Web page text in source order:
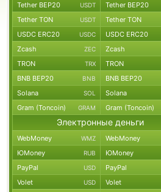
Tether BEP20 USDT Tether BEP20
Tether TON USDT Tether TON
USDC ERC20 USDC USDC ERC20
Zcash ZEC Zcash
TRON TRX TRON
BNB BEP20 BNB BNB BEP20
Solana SOL Solana
Gram (Toncoin) GRAM Gram (Toncoin)
Электронные деньги
WebMoney WMZ WebMoney
ЮMoney RUB ЮMoney
PayPal USD PayPal
Volet USD Volet